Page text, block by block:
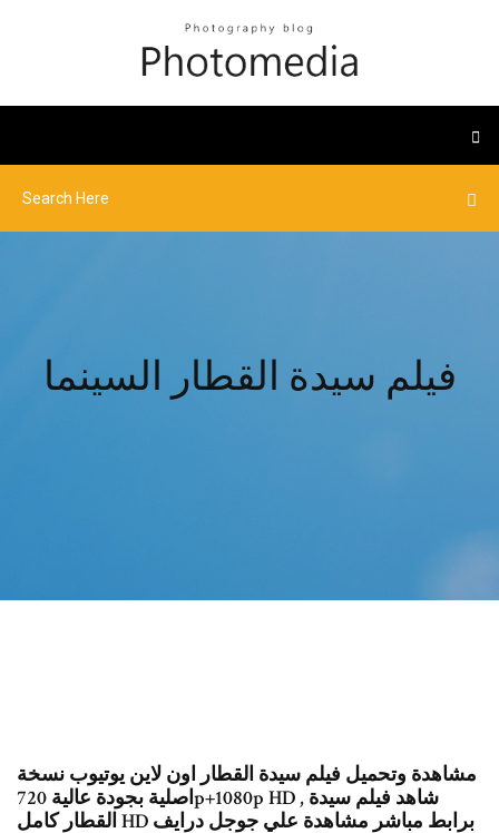
فيلم سيدة القطار السينما
مشاهدة وتحميل فيلم سيدة القطار اون لاين يوتيوب نسخة
اصلية بجودة عالية 720p+1080p HD , شاهد فيلم سيدة
القطار كامل HD برابط مباشر مشاهدة علي جوجل درايف